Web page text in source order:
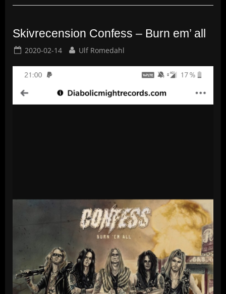
”Running
Skivrecension Confess – Burn em’ all
Posted
2020-02-14 By
Ulf Romedahl